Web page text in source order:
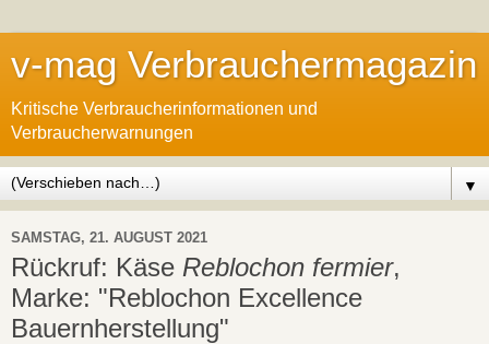
v-mag Verbrauchermagazin
Kritische Verbraucherinformationen und
Verbraucherwarnungen
▼
SAMSTAG, 21. AUGUST 2021
Rückruf: Käse Reblochon fermier,
Marke: "Reblochon Excellence
Bauernherstellung"